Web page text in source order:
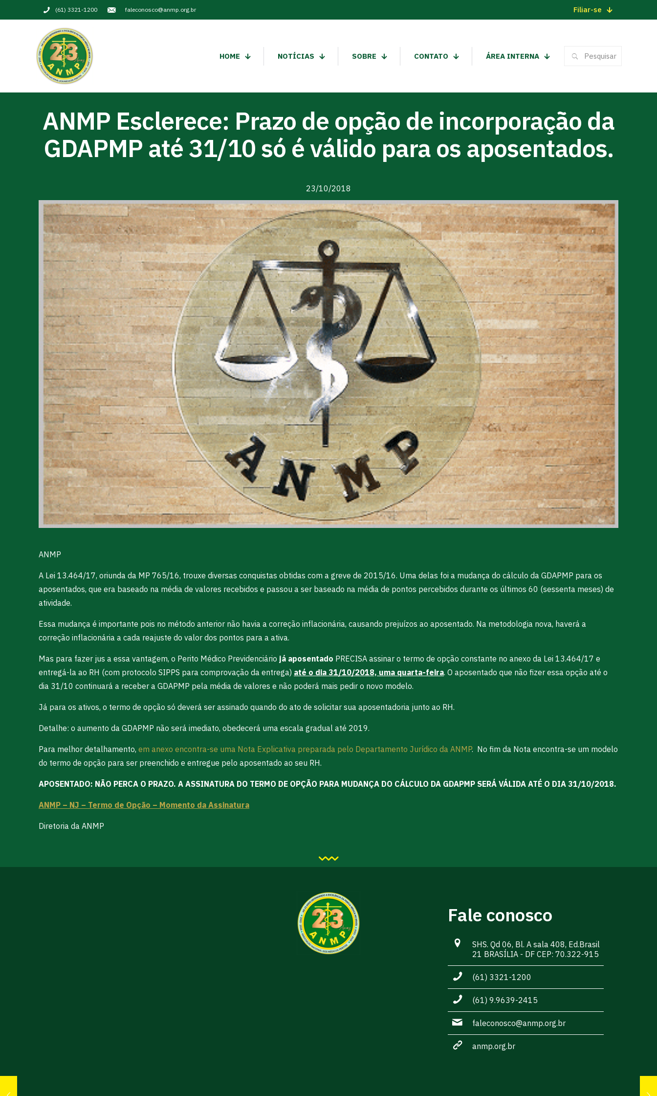
(61) 3321-1200 faleconosco@anmp.org.br Filiar-se
HOME NOTÍCIAS SOBRE CONTATO ÁREA INTERNA
ANMP Esclerece: Prazo de opção de incorporação da
GDAPMP até 31/10 só é válido para os aposentados.
23/10/2018
ANMP
A Lei 13.464/17, oriunda da MP 765/16, trouxe diversas conquistas obtidas com a greve de 2015/16. Uma delas foi a mudança do cálculo da GDAPMP para os
aposentados, que era baseado na média de valores recebidos e passou a ser baseado na média de pontos percebidos durante os últimos 60 (sessenta meses) de
atividade.
Essa mudança é importante pois no método anterior não havia a correção inflacionária, causando prejuízos ao aposentado. Na metodologia nova, haverá a
correção inflacionária a cada reajuste do valor dos pontos para a ativa.
Mas para fazer jus a essa vantagem, o Perito Médico Previdenciário já aposentado PRECISA assinar o termo de opção constante no anexo da Lei 13.464/17 e
entregá-la ao RH (com protocolo SIPPS para comprovação da entrega) até o dia 31/10/2018, uma quarta-feira. O aposentado que não fizer essa opção até o
dia 31/10 continuará a receber a GDAPMP pela média de valores e não poderá mais pedir o novo modelo.
Já para os ativos, o termo de opção só deverá ser assinado quando do ato de solicitar sua aposentadoria junto ao RH.
Detalhe: o aumento da GDAPMP não será imediato, obedecerá uma escala gradual até 2019.
Para melhor detalhamento, em anexo encontra-se uma Nota Explicativa preparada pelo Departamento Jurídico da ANMP. No fim da Nota encontra-se um modelo
do termo de opção para ser preenchido e entregue pelo aposentado ao seu RH.
APOSENTADO: NÃO PERCA O PRAZO. A ASSINATURA DO TERMO DE OPÇÃO PARA MUDANÇA DO CÁLCULO DA GDAPMP SERÁ VÁLIDA ATÉ O DIA 31/10/2018.
ANMP – NJ – Termo de Opção – Momento da Assinatura
Diretoria da ANMP
Fale conosco
SHS. Qd 06, Bl. A sala 408, Ed.Brasil
21 BRASÍLIA - DF CEP: 70.322-915
(61) 3321-1200
(61) 9.9639-2415
faleconosco@anmp.org.br
anmp.org.br